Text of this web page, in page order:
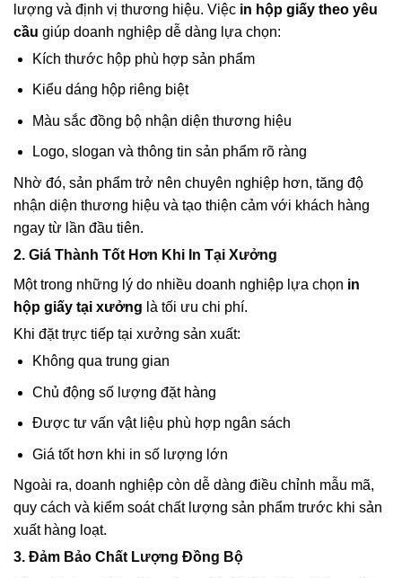
lượng và định vị thương hiệu. Việc in hộp giấy theo yêu
cầu giúp doanh nghiệp dễ dàng lựa chọn:
Kích thước hộp phù hợp sản phẩm
Kiểu dáng hộp riêng biệt
Màu sắc đồng bộ nhận diện thương hiệu
Logo, slogan và thông tin sản phẩm rõ ràng
Nhờ đó, sản phẩm trở nên chuyên nghiệp hơn, tăng độ
nhận diện thương hiệu và tạo thiện cảm với khách hàng
ngay từ lần đầu tiên.
2. Giá Thành Tốt Hơn Khi In Tại Xưởng
Một trong những lý do nhiều doanh nghiệp lựa chọn in
hộp giấy tại xưởng là tối ưu chi phí.
Khi đặt trực tiếp tại xưởng sản xuất:
Không qua trung gian
Chủ động số lượng đặt hàng
Được tư vấn vật liệu phù hợp ngân sách
Giá tốt hơn khi in số lượng lớn
Ngoài ra, doanh nghiệp còn dễ dàng điều chỉnh mẫu mã,
quy cách và kiểm soát chất lượng sản phẩm trước khi sản
xuất hàng loạt.
3. Đảm Bảo Chất Lượng Đồng Bộ